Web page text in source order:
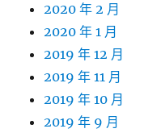
2020 年 2 月
2020 年 1 月
2019 年 12 月
2019 年 11 月
2019 年 10 月
2019 年 9 月